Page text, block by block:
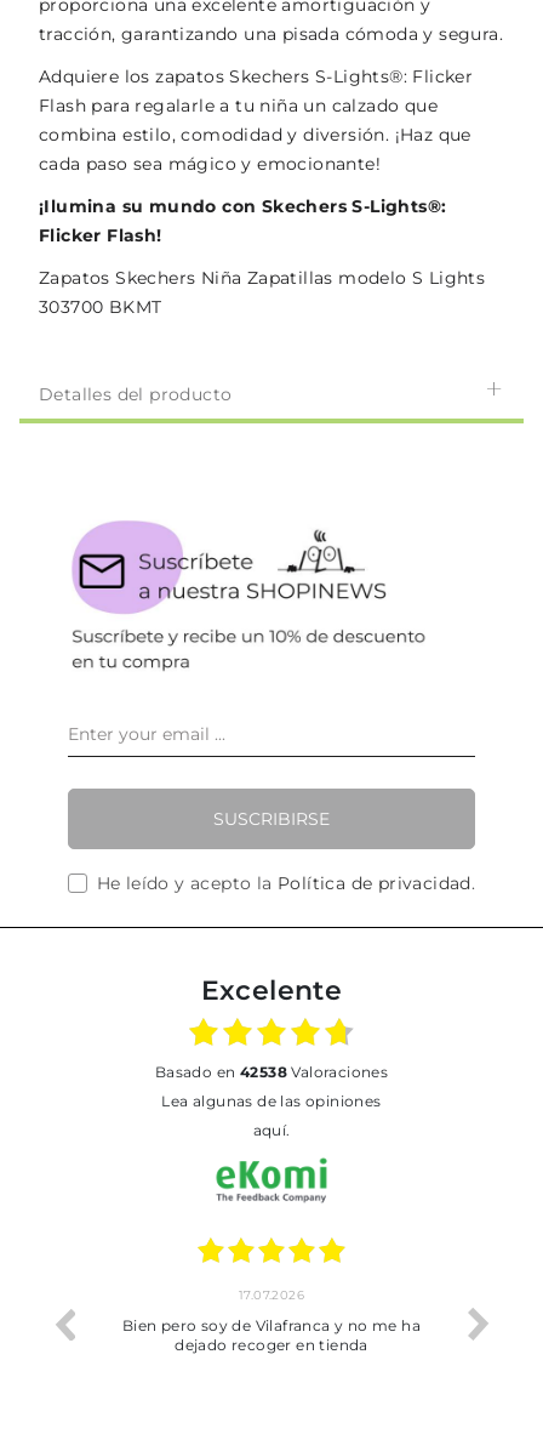
proporciona una excelente amortiguación y
tracción, garantizando una pisada cómoda y segura.
Adquiere los zapatos Skechers S-Lights®: Flicker
Flash para regalarle a tu niña un calzado que
combina estilo, comodidad y diversión. ¡Haz que
cada paso sea mágico y emocionante!
¡Ilumina su mundo con Skechers S-Lights®:
Flicker Flash!
Zapatos Skechers Niña Zapatillas modelo S Lights
303700 BKMT
Detalles del producto
SUSCRIBIRSE
He leído y acepto la Política de privacidad.
Excelente
basado en 42538Valoraciones
Lea algunas de las opiniones
aquí.
trobat
17.07.2026
Bien pero soy de Vilafranca y no me ha
dejado recoger en tienda